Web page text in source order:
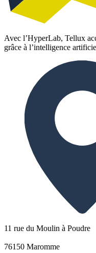
Avec l’HyperLab, Tellux
grâce à l’intelligence
11 rue du Moulin à Poudre
76150 Maromme